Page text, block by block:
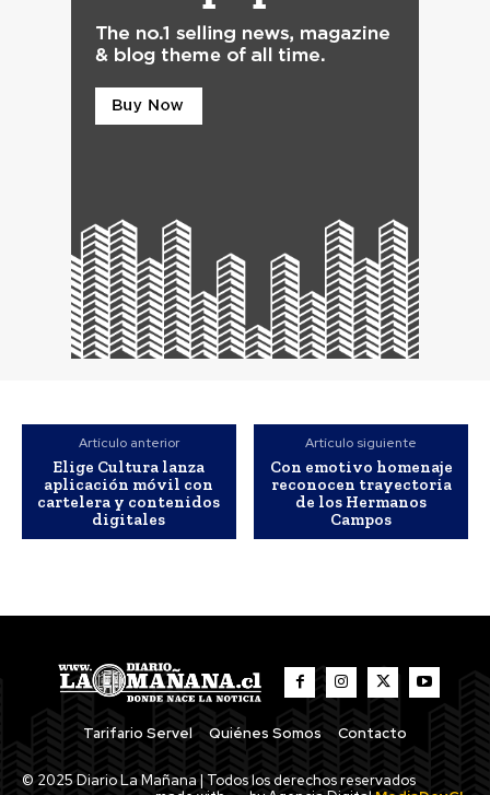
Artículo anterior
Elige Cultura lanza
aplicación móvil con
cartelera y contenidos
digitales
Artículo siguiente
Con emotivo homenaje
reconocen trayectoria
de los Hermanos
Campos
Tarifario Servel Quiénes Somos Contacto
© 2025 Diario La Mañana | Todos los derechos reservados